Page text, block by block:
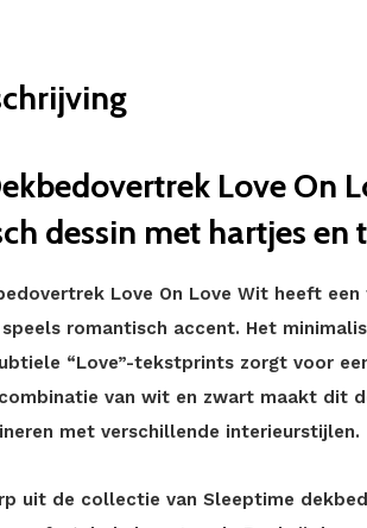
Love On
dessin met hartjes en
Love On Love Wit heeft een
romantisch accent. Het
“Love”-tekstprints zorgt voor
van wit en zwart maakt dit
met verschillende interieurstijlen.
uit de collectie van Sleeptime